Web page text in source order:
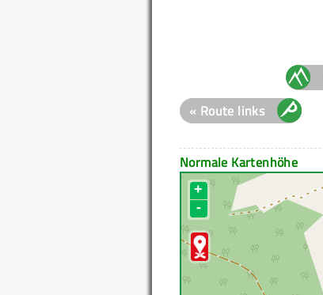
« Route links
Normale Kartenhöhe
+
-